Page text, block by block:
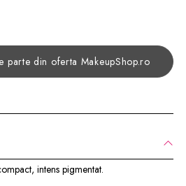
parte din oferta MakeupShop.ro
intens pigmentat.